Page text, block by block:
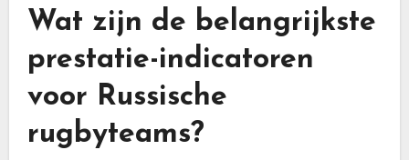
Wat zijn de belangrijkste
prestatie-indicatoren
voor Russische
rugbyteams?